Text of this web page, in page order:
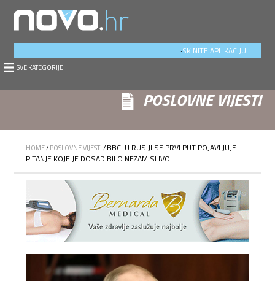
SKINITE APLIKACIJU
.
SVE KATEGORIJE
POSLOVNE VIJESTI
HOME/POSLOVNE VIJESTI/BBC: U RUSIJI SE PRVI PUT POJAVLJUJE
PITANJE KOJE JE DOSAD BILO NEZAMISLIVO